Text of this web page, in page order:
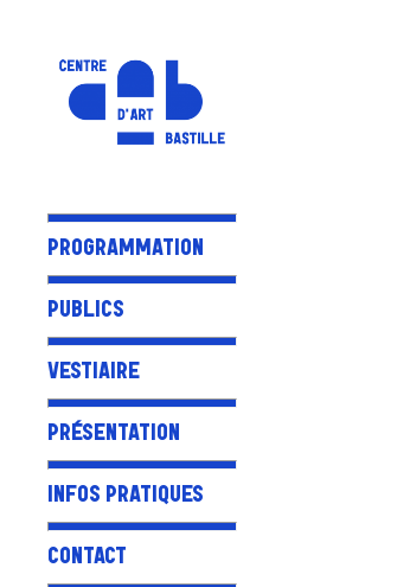
PROGRAMMATION
PUBLICS
VESTIAIRE
PRÉSENTATION
INFOS PRATIQUES
CONTACT